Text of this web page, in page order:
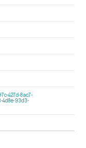
427d-8ac7-
4d8e-93d3-